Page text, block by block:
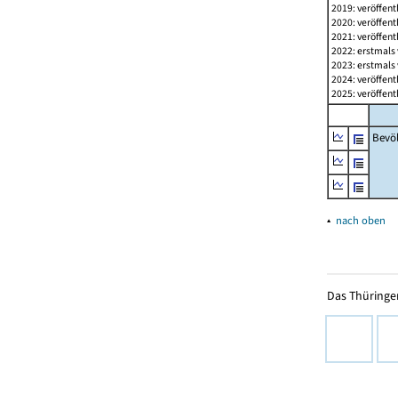
2019:
2020:
2021:
2022:
2023:
2024:
2025:
▴ nach oben
Das